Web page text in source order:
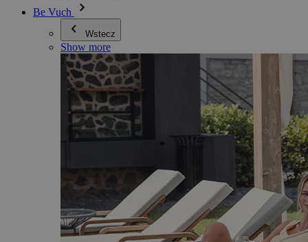
Be Vuch
Wstecz
Show more